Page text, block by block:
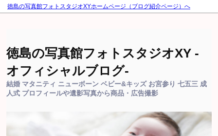
徳島の写真館フォトスタジオXYホームページ（ブログ紹介ページ）へ
徳島の写真館フォトスタジオXY -
オフィシャルブログ-
結婚 マタニティ ニューボーン ベビー&キッズ お宮参り 七五三 成
人式 プロフィールや遺影写真から商品・広告撮影